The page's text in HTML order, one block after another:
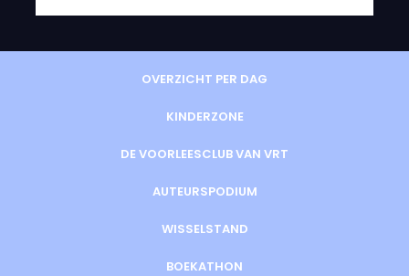
OVERZICHT PER DAG
KINDERZONE
DE VOORLEESCLUB VAN VRT
AUTEURSPODIUM
WISSELSTAND
BOEKATHON